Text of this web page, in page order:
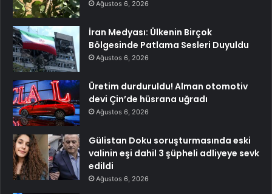
Ağustos 6, 2026
İran Medyası: Ülkenin Birçok
Bölgesinde Patlama Sesleri Duyuldu
Ağustos 6, 2026
Üretim durduruldu! Alman otomotiv
devi Çin’de hüsrana uğradı
Ağustos 6, 2026
Gülistan Doku soruşturmasında eski
valinin eşi dahil 3 şüpheli adliyeye sevk
edildi
Ağustos 6, 2026